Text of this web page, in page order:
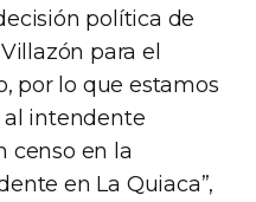
política de
para el
por lo que estamos
al intendente
censo en la
en La Quiaca”,